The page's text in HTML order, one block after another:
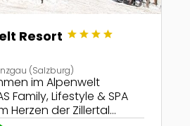
Resort starstarstarstar
(Salzburg)
im Alpenwelt
Family, Lifestyle & SPA
Herzen der Zillertal